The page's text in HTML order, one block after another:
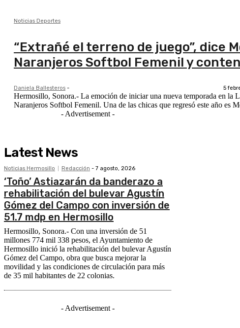
Noticias Deportes
“Extrañé el terreno de juego”, dice
Naranjeros Softbol Femenil y
Daniela Ballesteros - 5
Hermosillo, Sonora.- La emoción de iniciar una nueva temporada en la
Naranjeros Softbol Femenil. Una de las chicas que regresó
- Advertisement -
Latest News
Noticias Hermosillo Redacción - 7 agosto, 2026
‘Toño’ Astiazarán da banderazo a
rehabilitación del bulevar Agustín
Gómez del Campo con inversión de
51.7 mdp en Hermosillo
Hermosillo, Sonora.- Con una inversión de 51
millones 774 mil 338 pesos, el Ayuntamiento de
Hermosillo inició la rehabilitación del bulevar Agustín
Gómez del Campo, obra que busca mejorar la
movilidad y las condiciones de circulación para más
de 35 mil habitantes de 22 colonias.
- Advertisement -